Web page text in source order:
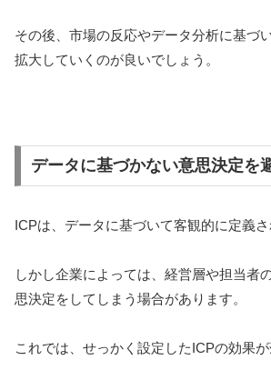
その後、市場の反応やデータ分析に基づ
拡大していくのが良いでしょう。
データに基づかない意思決定を
ICPは、データに基づいて客観的に定義さ
しかし企業によっては、経営層や担当者
思決定をしてしまう場合があります。
これでは、せっかく設定したICPの効果が